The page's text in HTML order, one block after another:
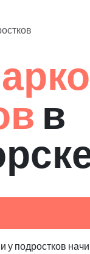
в
у подростков